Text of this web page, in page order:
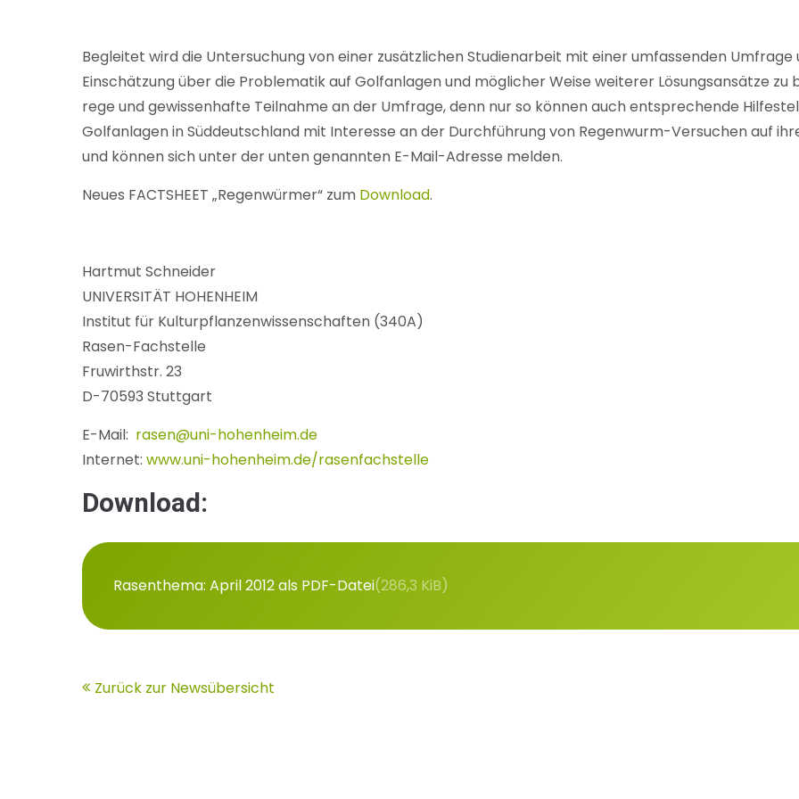
Begleitet wird die Untersuchung von einer zusätzlichen Studienarbeit mit einer umfassenden
Einschätzung über die Problematik auf Golfanlagen und möglicher Weise weiterer Lösungsansätze
rege und gewissenhafte Teilnahme an der Umfrage, denn nur so können auch entsprechende
Golfanlagen in Süddeutschland mit Interesse an der Durchführung von Regenwurm-Versuchen auf
und können sich unter der unten genannten E-Mail-Adresse melden.
Neues FACTSHEET „Regenwürmer“ zum Download.
Hartmut Schneider
UNIVERSITÄT HOHENHEIM
Institut für Kulturpflanzenwissenschaften (340A)
Rasen-Fachstelle
Fruwirthstr. 23
D-70593 Stuttgart
E-Mail: rasen@uni-hohenheim.de
Internet: www.uni-hohenheim.de/rasenfachstelle
Download:
Rasenthema: April 2012 als PDF-Datei(286,3 KiB)
Zurück zur Newsübersicht